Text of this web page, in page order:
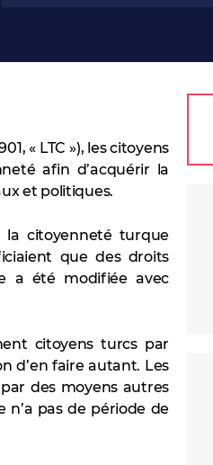
« LTC »), les citoyens
afin d’acquérir la
et politiques.
la citoyenneté turque
que des droits
a été modifiée avec
citoyens turcs par
d’en faire autant. Les
des moyens autres
pas de période de